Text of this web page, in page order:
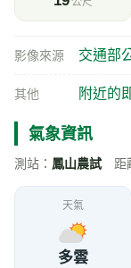
影像來源 交通部
其他 附近的
氣象資訊
測站： 鳳山農試 距
天氣
多雲